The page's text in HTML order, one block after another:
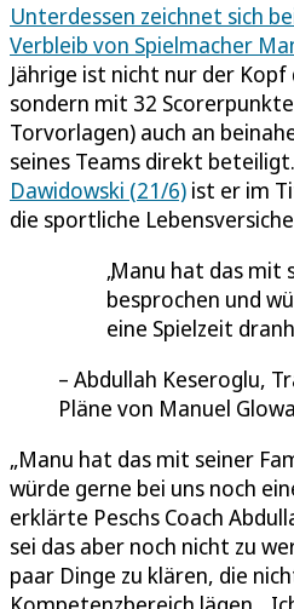
Unterdessen zeichnet sich
Verbleib von Spielmacher
Jährige ist nicht nur der
sondern mit 32
Torvorlagen) auch an
seines Teams direkt beteiligt.
Dawidowski (21/6) ist er im
die sportliche
Manu hat das mit
besprochen und
eine Spielzeit
Abdullah Keseroglu,
Pläne von Manuel
„Manu hat das mit seiner
würde gerne bei uns noch
erklärte Peschs Coach
sei das aber noch nicht zu
paar Dinge zu klären, die